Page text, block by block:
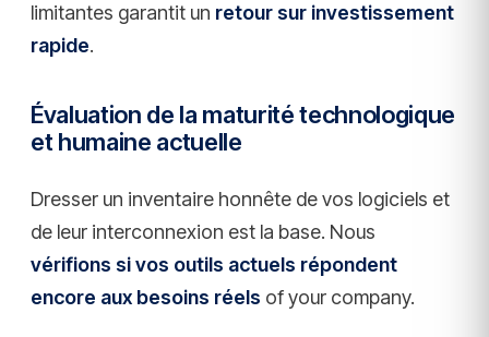
limitantes garantit un retour sur investissement
rapide.
Évaluation de la maturité technologique
et humaine actuelle
Dresser un inventaire honnête de vos logiciels et
de leur interconnexion est la base. Nous
vérifions si vos outils actuels répondent
encore aux besoins réels of your company.